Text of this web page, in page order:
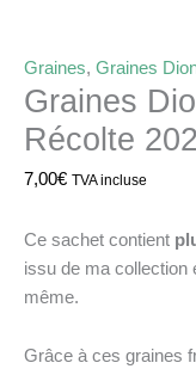
Graines, Graines
Graines
Récolte
7,00€ TVA incluse
Ce sachet contient
issu de ma collection
même.
Grâce à ces graines